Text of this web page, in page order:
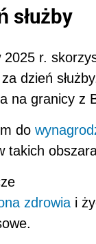
służby
2025 r.
dzień
na granicy z
do
takich
zdrowia i